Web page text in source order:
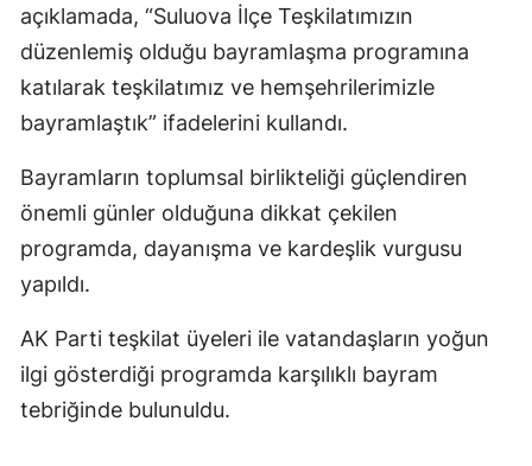
açıklamada, “Suluova İlçe Teşkilatımızın
düzenlemiş olduğu bayramlaşma programına
katılarak teşkilatımız ve hemşehrilerimizle
bayramlaştık” ifadelerini kullandı.
Bayramların toplumsal birlikteliği güçlendiren
önemli günler olduğuna dikkat çekilen
programda, dayanışma ve kardeşlik vurgusu
yapıldı.
AK Parti teşkilat üyeleri ile vatandaşların yoğun
ilgi gösterdiği programda karşılıklı bayram
tebriğinde bulunuldu.